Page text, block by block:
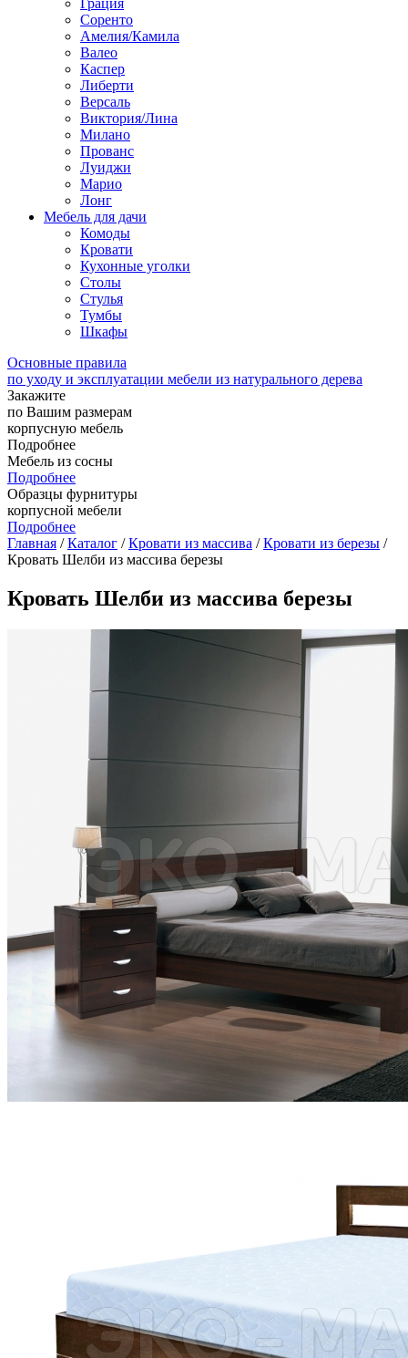
Грация
Соренто
Амелия/Камила
Валео
Каспер
Либерти
Версаль
Виктория/Лина
Милано
Прованс
Луиджи
Марио
Лонг
Мебель для дачи
Комоды
Кровати
Кухонные уголки
Столы
Стулья
Тумбы
Шкафы
Основные правила
по уходу и эксплуатации мебели из натурального дерева
Закажите
по Вашим размерам
корпусную мебель
Подробнее
Мебель из сосны
Подробнее
Образцы фурнитуры
корпусной мебели
Подробнее
Главная /Каталог /Кровати из массива /Кровати из березы /
Кровать Шелби из массива березы
Кровать Шелби из массива березы